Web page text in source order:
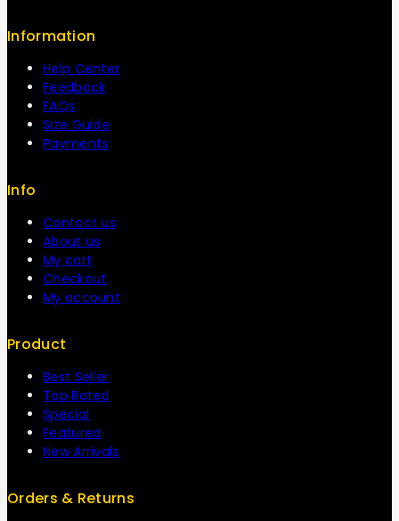
Information
Help Center
Feedback
FAQs
Size Guide
Payments
Info
Contact us
About us
My cart
Checkout
My account
Product
Best Seller
Top Rated
Special
Featured
New Arrivals
Orders & Returns